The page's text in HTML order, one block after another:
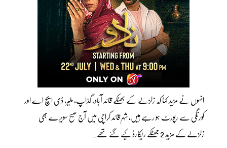
انہوں نے مزید کہا کہ زلزلے کے جھٹکے قائد آباد، گڈاپ، ملیر، ڈی ایچ اے اور
کورنگی سے رپورٹ ہو رہے ہیں، شہرِ قائد کراچی میں آج صبح سویرے بھی
زلزلے کے مزید 2 جھٹکے ریکارڈ کیے گئے تھے۔